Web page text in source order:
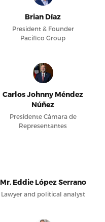
Brian Díaz
President & Founder
Pacifico Group
Carlos Johnny Méndez
Núñez
Presidente Cámara de
Representantes
Mr. Eddie López Serrano
Lawyer and political analyst